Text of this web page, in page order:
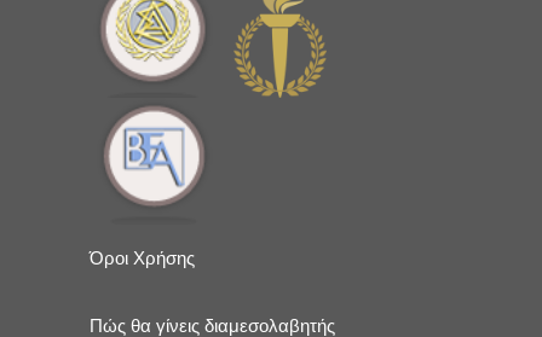
Όροι Χρήσης
Πώς θα γίνεις διαμεσολαβητής